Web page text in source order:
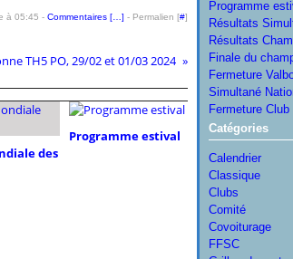
à 05:45 - Commentaires [… ] - Permalien [#]
TH5 PO, 29/02 et 01/03 2024
des
Programme estival
Programme
Résultats
Résultats
Finale du
Fermeture
Simultané
Fermeture
Catégories
Calendrier
Classique
Clubs
Comité
Covoiturage
FFSC